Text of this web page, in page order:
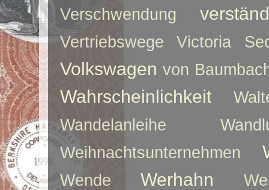
Verschwendung
Vertriebswege Victoria
Volkswagen von
Wahrscheinlichkeit
Wandelanleihe
Weihnachtsunternehmen
Wende Werhahn